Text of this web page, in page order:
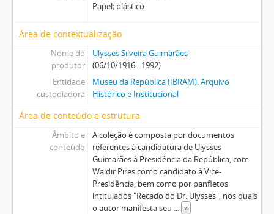
Papel; plástico
Área de contextualização
Nome do
produtor
Ulysses Silveira Guimarães
(06/10/1916 - 1992)
Entidade
custodiadora
Museu da República (IBRAM). Arquivo
Histórico e Institucional
Área de conteúdo e estrutura
Âmbito e
conteúdo
A coleção é composta por documentos
referentes à candidatura de Ulysses
Guimarães à Presidência da República, com
Waldir Pires como candidato à Vice-
Presidência, bem como por panfletos
intitulados "Recado do Dr. Ulysses", nos quais
o autor manifesta seu ... »